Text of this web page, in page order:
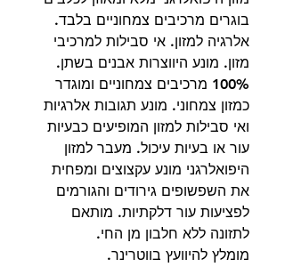
בוגרים מרכיבים צמחוניים בלבד.
אלרגיה למזון. אי סבילות למרכיבי
מזון. מונע היווצרות אבנים בשתן.
100% מרכיבים צמחוניים ומוגדר
כמזון צמחוני. מונע תגובות אלרגיות
ואי סבילות למזון המופיעים כבעיות
עור או בעיות עיכול. מעבר למזון
היפואלרגני מונע עקצוצים ומפחית
את השפשופים גירודים והגורמים
לפציעות עור דלקתיות. מותאם
לתזונה ללא חלבון מן החי.
מומלץ להיוועץ בווטרינר.